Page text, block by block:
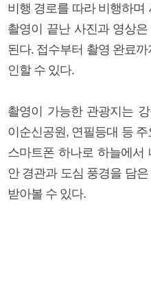
비행 경로를 따라 비행하며
촬영이 끝난 사진과 영상
된다. 접수부터 촬영 완료
인할 수 있다.
촬영이 가능한 관광지는
이순신공원, 연필등대 등
스마트폰 하나로 하늘에서
안 경관과 도심 풍경을 담
받아볼 수 있다.